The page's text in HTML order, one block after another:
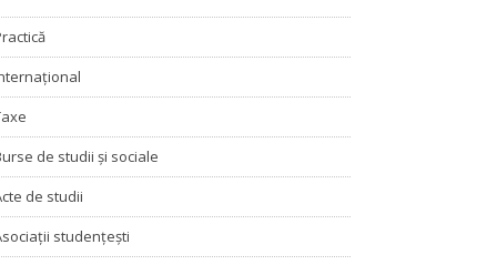
de studii și sociale
de studii
studenţeşti